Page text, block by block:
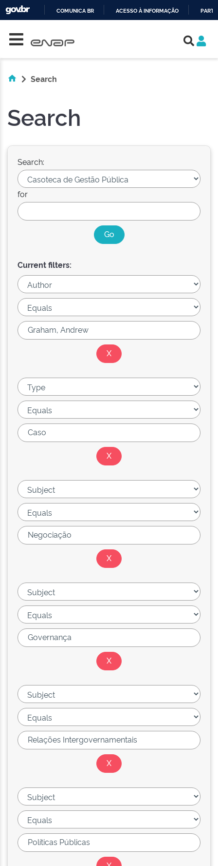
COMUNICA BR ACESSO À INFORMAÇÃO
Search
Search
Search:
for
Current filters: